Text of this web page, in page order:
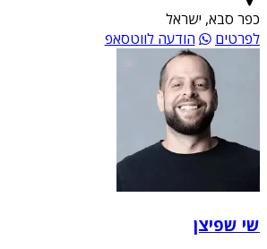
כפר סבא, ישראל
לפרטים
הודעה לווטסאפ
שי שפיצן